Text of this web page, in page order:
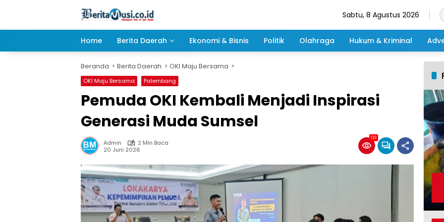
Sabtu, 8 Agustus 2026
Home Berita Daerah Ekonomi & Bisnis Politik Olahraga Hukum & Kriminal
Beranda Berita Daerah OKI Maju Bersama
OKI Maju Bersama Palembang
Pemuda OKI Kembali Menjadi Inspirasi
Generasi Muda Sumsel
Admin
2 Min Baca
20 Juni 2026
131